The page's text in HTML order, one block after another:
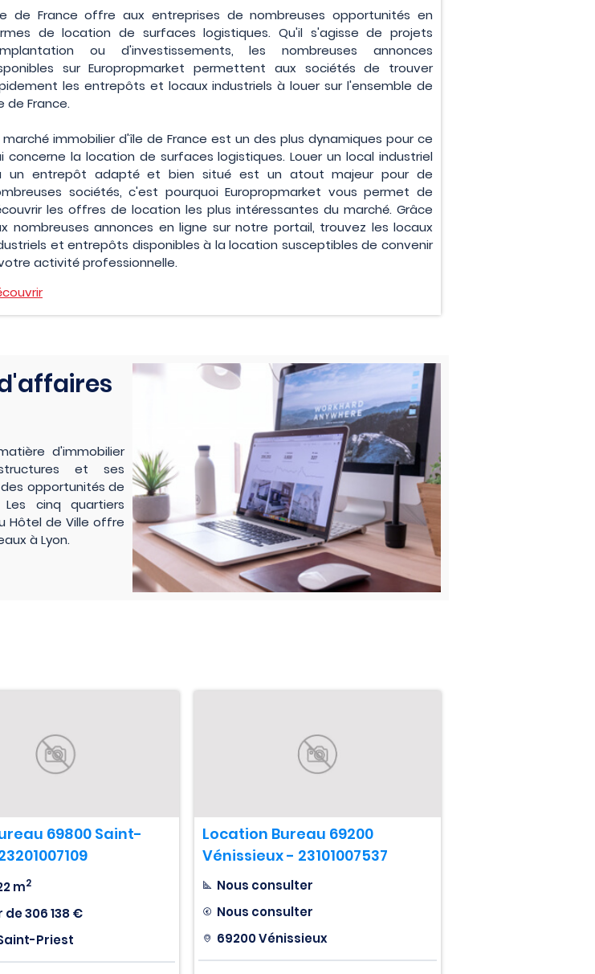
de France offre aux entreprises de nombreuses opportunités en
de location de surfaces logistiques. Qu'il s'agisse de projets
ou d'investissements, les nombreuses annonces
sur Europropmarket permettent aux sociétés de trouver
les entrepôts et locaux industriels à louer sur l'ensemble de
de France.
marché immobilier d'île de France est un des plus dynamiques pour ce
concerne la location de surfaces logistiques. Louer un local industriel
un entrepôt adapté et bien situé est un atout majeur pour de
sociétés, c'est pourquoi Europropmarket vous permet de
les offres de location les plus intéressantes du marché. Grâce
nombreuses annonces en ligne sur notre portail, trouvez les locaux
et entrepôts disponibles à la location susceptibles de convenir
activité professionnelle.
d'immobilier
et ses
opportunités de
cinq quartiers
Hôtel de Ville offre
à Lyon.
69800 Saint-
m2
de306 138 €
Priest
Location Bureau 69200
Vénissieux - 23101007537
Nous consulter
Nous consulter
69200 Vénissieux